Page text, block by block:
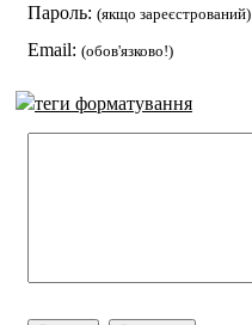
Пароль: (якщо зареєстрований)
Email: (обов'язково!)
теги форматування